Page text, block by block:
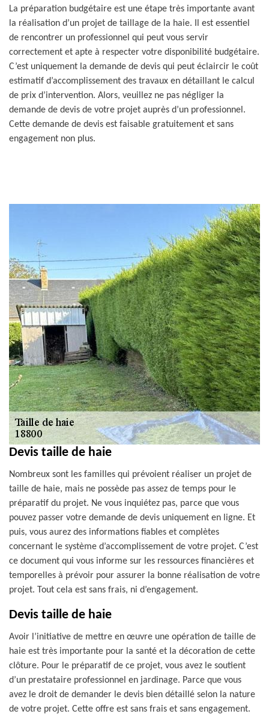
La préparation budgétaire est une étape très importante avant
la réalisation d’un projet de taillage de la haie. Il est essentiel
de rencontrer un professionnel qui peut vous servir
correctement et apte à respecter votre disponibilité budgétaire.
C’est uniquement la demande de devis qui peut éclaircir le coût
estimatif d’accomplissement des travaux en détaillant le calcul
de prix d’intervention. Alors, veuillez ne pas négliger la
demande de devis de votre projet auprès d’un professionnel.
Cette demande de devis est faisable gratuitement et sans
engagement non plus.
Devis taille de haie
Nombreux sont les familles qui prévoient réaliser un projet de
taille de haie, mais ne possède pas assez de temps pour le
préparatif du projet. Ne vous inquiétez pas, parce que vous
pouvez passer votre demande de devis uniquement en ligne. Et
puis, vous aurez des informations fiables et complètes
concernant le système d’accomplissement de votre projet. C’est
ce document qui vous informe sur les ressources financières et
temporelles à prévoir pour assurer la bonne réalisation de votre
projet. Tout cela est sans frais, ni d’engagement.
Devis taille de haie
Avoir l’initiative de mettre en œuvre une opération de taille de
haie est très importante pour la santé et la décoration de cette
clôture. Pour le préparatif de ce projet, vous avez le soutient
d’un prestataire professionnel en jardinage. Parce que vous
avez le droit de demander le devis bien détaillé selon la nature
de votre projet. Cette offre est sans frais et sans engagement.